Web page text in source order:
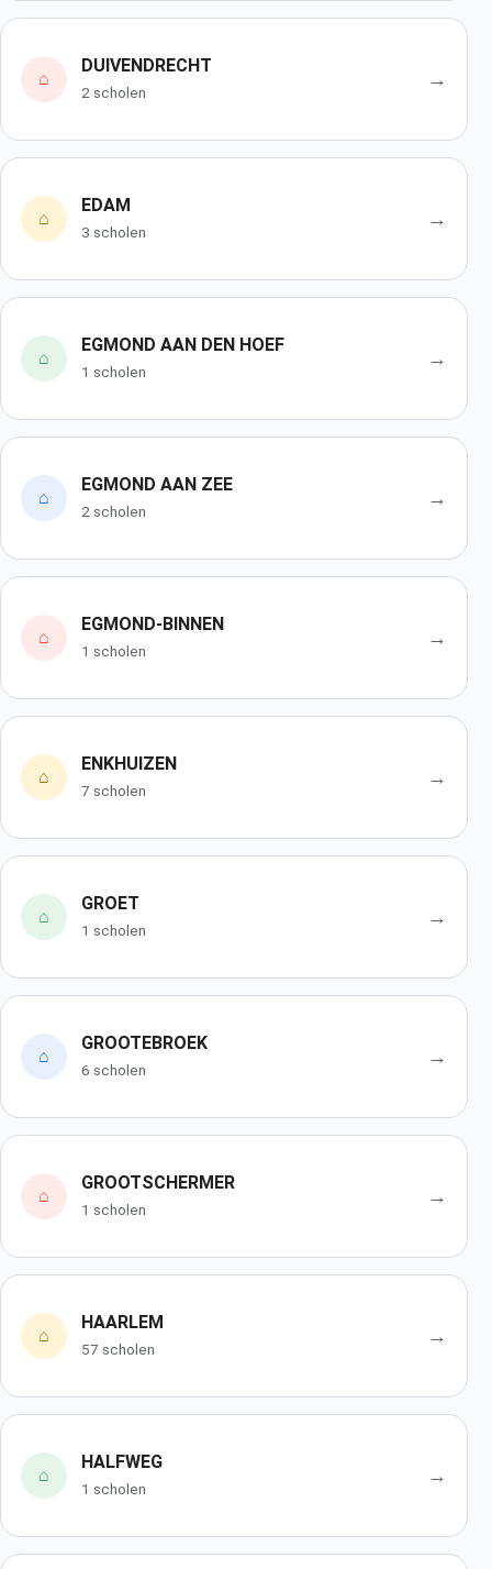
⌂
DUIVENDRECHT
2 scholen
→
⌂
EDAM
3 scholen
→
⌂
EGMOND AAN DEN HOEF
1 scholen
→
⌂
EGMOND AAN ZEE
2 scholen
→
⌂
EGMOND-BINNEN
1 scholen
→
⌂
ENKHUIZEN
7 scholen
→
⌂
GROET
1 scholen
→
⌂
GROOTEBROEK
6 scholen
→
⌂
GROOTSCHERMER
1 scholen
→
⌂
HAARLEM
57 scholen
→
⌂
HALFWEG
1 scholen
→